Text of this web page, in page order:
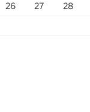
26 27 28